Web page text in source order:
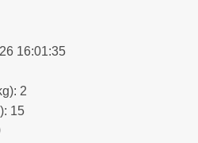
16:01:35
2
15